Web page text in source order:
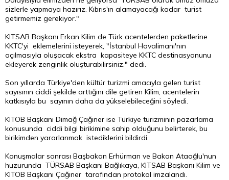
sizlerle yapmaya hazırız. Kıbrıs'ın alamayacağı kadar turist
getirmemiz gerekiyor."
KITSAB Başkanı Erkan Kilim de Türk acentelerden paketlerine
KKTC'yi eklemelerini isteyerek, "İstanbul Havalimanı'nın
açılmasıyla oluşacak ekstra kapasiteye KKTC destinasyonunu
ekleyerek zenginlik oluşturabilirsiniz." dedi.
Son yıllarda Türkiye'den kültür turizmi amacıyla gelen turist
sayısının ciddi şekilde arttığını dile getiren Kilim, acentelerin
katkısıyla bu sayının daha da yükselebileceğini söyledi.
KITOB Başkanı Dimağ Çağıner ise Türkiye turizminin pazarlama
konusunda ciddi bilgi birikimine sahip olduğunu belirterek, bu
birikimden yararlanmak istediklerini bildirdi.
Konuşmalar sonrası Başbakan Erhürman ve Bakan Ataoğlu'nun
huzurunda TÜRSAB Başkanı Bağlıkaya, KITSAB Başkanı Kilim ve
KITOB Başkanı Çağıner tarafından protokol imzalandı.